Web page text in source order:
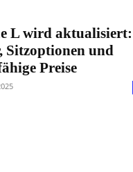
L wird aktualisiert:
Sitzoptionen und
Preise